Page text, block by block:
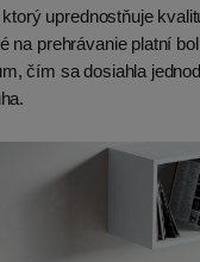
uprednostňuje
na prehrávanie platní
čím sa dosiahla